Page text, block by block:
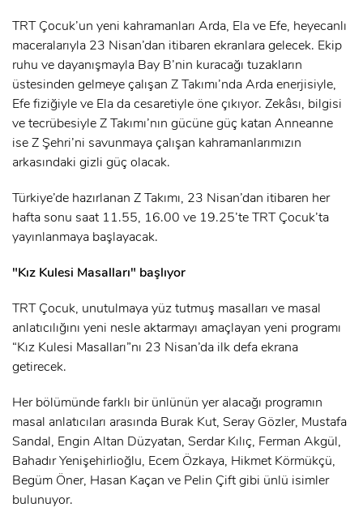
TRT Çocuk’un yeni kahramanları Arda, Ela ve Efe, heyecanlı
maceralarıyla 23 Nisan’dan itibaren ekranlara gelecek. Ekip
ruhu ve dayanışmayla Bay B’nin kuracağı tuzakların
üstesinden gelmeye çalışan Z Takımı’nda Arda enerjisiyle,
Efe fiziğiyle ve Ela da cesaretiyle öne çıkıyor. Zekâsı, bilgisi
ve tecrübesiyle Z Takımı’nın gücüne güç katan Anneanne
ise Z Şehri’ni savunmaya çalışan kahramanlarımızın
arkasındaki gizli güç olacak.
Türkiye’de hazırlanan Z Takımı, 23 Nisan’dan itibaren her
hafta sonu saat 11.55, 16.00 ve 19.25’te TRT Çocuk’ta
yayınlanmaya başlayacak.
"Kız Kulesi Masalları" başlıyor
TRT Çocuk, unutulmaya yüz tutmuş masalları ve masal
anlatıcılığını yeni nesle aktarmayı amaçlayan yeni programı
“Kız Kulesi Masalları”nı 23 Nisan’da ilk defa ekrana
getirecek.
Her bölümünde farklı bir ünlünün yer alacağı programın
masal anlatıcıları arasında Burak Kut, Seray Gözler, Mustafa
Sandal, Engin Altan Düzyatan, Serdar Kılıç, Ferman Akgül,
Bahadır Yenişehirlioğlu, Ecem Özkaya, Hikmet Körmükçü,
Begüm Öner, Hasan Kaçan ve Pelin Çift gibi ünlü isimler
bulunuyor.